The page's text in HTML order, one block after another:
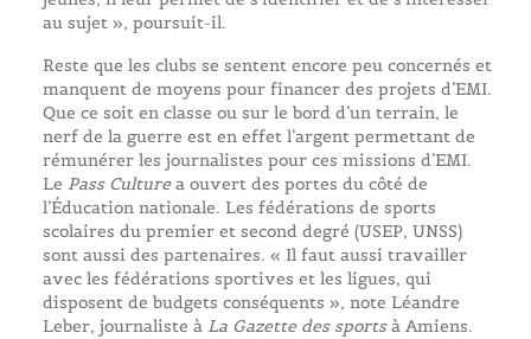
au sujet », poursuit-il.
Reste que les clubs se sentent encore peu concernés et
manquent de moyens pour financer des projets d’EMI.
Que ce soit en classe ou sur le bord d’un terrain, le
nerf de la guerre est en effet l’argent permettant de
rémunérer les journalistes pour ces missions d’EMI.
Le Pass Culturea ouvert des portes du côté de
l’Éducation nationale. Les fédérations de sports
scolaires du premier et second degré (USEP, UNSS)
sont aussi des partenaires. « Il faut aussi travailler
avec les fédérations sportives et les ligues, qui
disposent de budgets conséquents », note Léandre
Leber, journaliste à La Gazette des sportsà Amiens.